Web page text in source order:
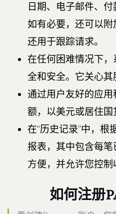
日期、电子邮件、付
如有必要，还可以
还用于跟踪请求。
在任何困难情况下
全和安全。它关心其
通过用户友好的应
额，以美元或居住国
在“历史记录”中，根
报表，其中包含每
方便，并允许您控制
如何注册